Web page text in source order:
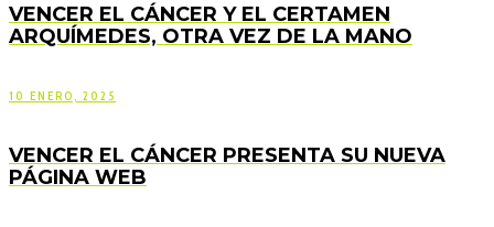
VENCER EL CÁNCER Y EL CERTAMEN
ARQUÍMEDES, OTRA VEZ DE LA MANO
10 ENERO, 2025
VENCER EL CÁNCER PRESENTA SU NUEVA
PÁGINA WEB